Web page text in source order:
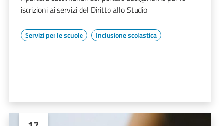
iscrizioni ai servizi del Diritto allo Studio
Servizi per le scuole Inclusione scolastica